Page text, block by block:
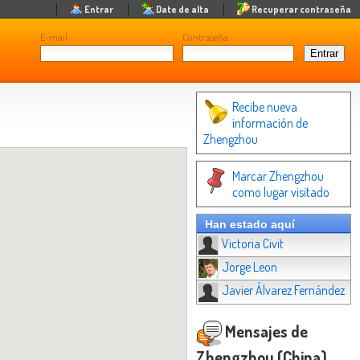
E-mail Contraseña
Entrar Date de alta Recuperar contraseña
Recibe nueva
información de
Zhengzhou
Marcar Zhengzhou
como lugar visitado
Han estado aquí
Victoria Civit
Jorge Leon
Javier Álvarez Fernández
Mensajes de